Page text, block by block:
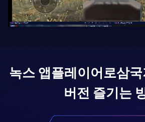
녹스 앱플레이어로삼
버전 즐기는